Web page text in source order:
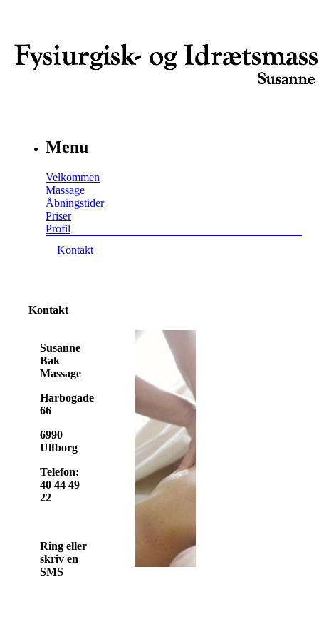
Menu
Velkommen
Massage
Åbningstider
Priser
Profil
Kontakt
Kontakt
Susanne
Bak
Massage
Harbogade
66
6990
Ulfborg
Telefon:
40 44 49
22
Ring eller
skriv en
SMS